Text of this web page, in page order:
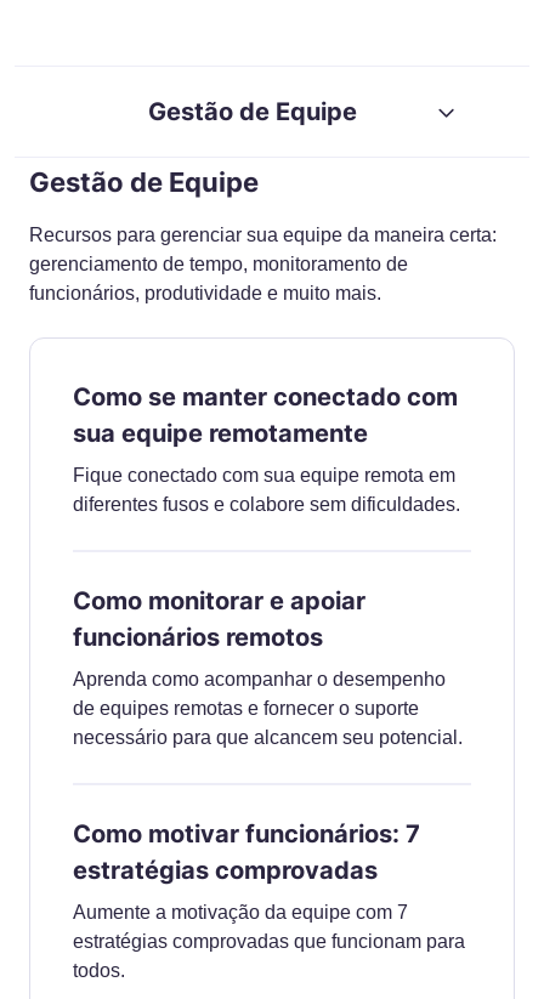
Gestão de Equipe
Gestão de Equipe
Recursos para gerenciar sua equipe da maneira certa:
gerenciamento de tempo, monitoramento de
funcionários, produtividade e muito mais.
Como se manter conectado com
sua equipe remotamente
Fique conectado com sua equipe remota em
diferentes fusos e colabore sem dificuldades.
Como monitorar e apoiar
funcionários remotos
Aprenda como acompanhar o desempenho
de equipes remotas e fornecer o suporte
necessário para que alcancem seu potencial.
Como motivar funcionários: 7
estratégias comprovadas
Aumente a motivação da equipe com 7
estratégias comprovadas que funcionam para
todos.